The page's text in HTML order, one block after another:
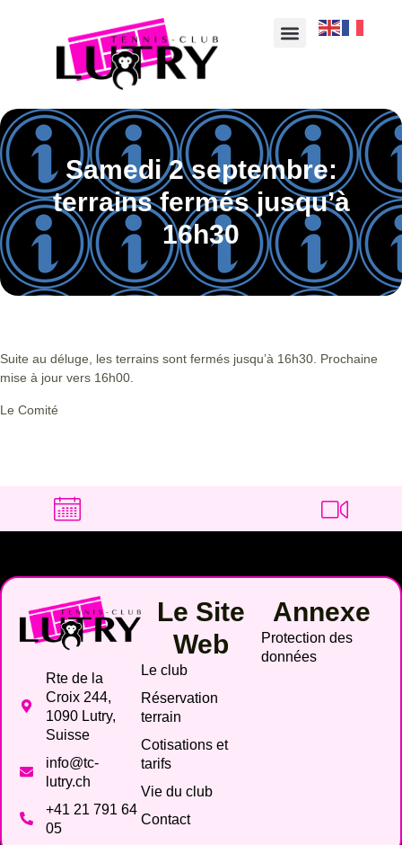
Samedi 2 septembre:
terrains fermés jusqu’à
16h30
Suite au déluge, les terrains sont fermés jusqu’à 16h30. Prochaine
mise à jour vers 16h00.
Le Comité
Rte de la
Croix 244,
1090 Lutry,
Suisse
info@tc-
lutry.ch
+41 21 791 64
05
Le Site
Web
Le club
Réservation
terrain
Cotisations et
tarifs
Vie du club
Contact
Annexe
Protection des
données